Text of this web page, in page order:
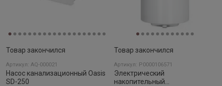
Товар закончился
Артикул: AQ-000021
Насос канализационный Oasis
SD-250
Товар закончился
Артикул: Р0000106571
Электрический
накопительный